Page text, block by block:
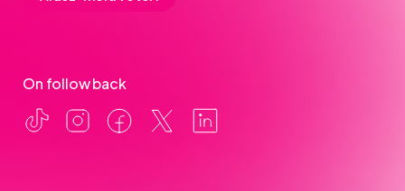
On follow back